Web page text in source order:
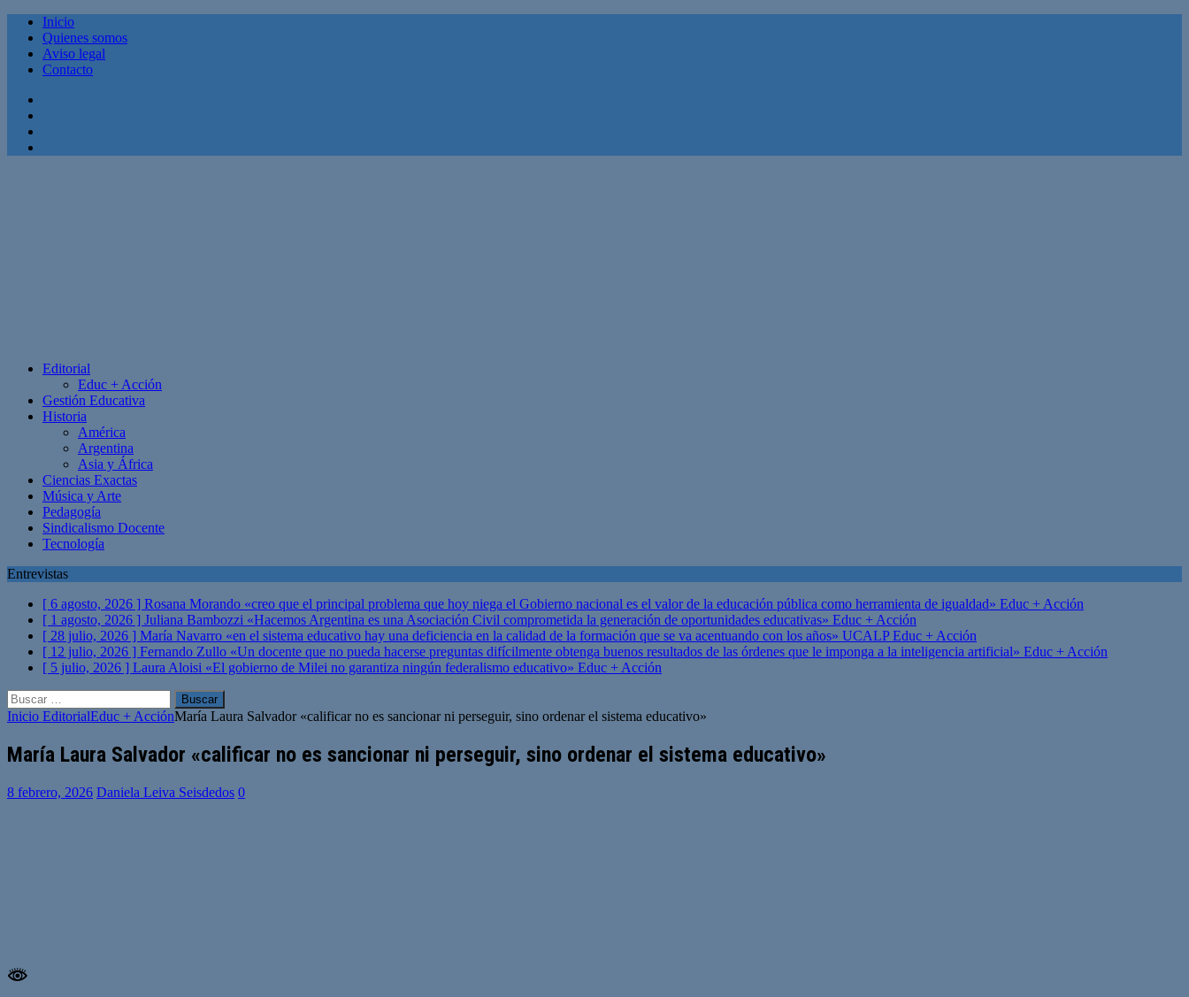
Inicio
Quienes somos
Aviso legal
Contacto
Editorial
Educ + Acción
Gestión Educativa
Historia
América
Argentina
Asia y África
Ciencias Exactas
Música y Arte
Pedagogía
Sindicalismo Docente
Tecnología
Entrevistas
[ 6 agosto, 2026 ] Rosana Morando «creo que el principal problema que hoy niega el Gobierno nacional es el valor de la educación pública como herramienta de igualdad» Educ + Acción
[ 1 agosto, 2026 ] Juliana Bambozzi «Hacemos Argentina es una Asociación Civil comprometida la generación de oportunidades educativas» Educ + Acción
[ 28 julio, 2026 ] María Navarro «en el sistema educativo hay una deficiencia en la calidad de la formación que se va acentuando con los años» UCALPEduc + Acción
[ 12 julio, 2026 ] Fernando Zullo «Un docente que no pueda hacerse preguntas difícilmente obtenga buenos resultados de las órdenes que le imponga a la inteligencia artificial» Educ + Acción
[ 5 julio, 2026 ] Laura Aloisi «El gobierno de Milei no garantiza ningún federalismo educativo» Educ + Acción
Buscar:
Inicio EditorialEduc + AcciónMaría Laura Salvador «calificar no es sancionar ni perseguir, sino ordenar el sistema educativo»
María Laura Salvador «calificar no es sancionar ni perseguir, sino ordenar el sistema educativo»
8 febrero, 2026 Daniela Leiva Seisdedos 0